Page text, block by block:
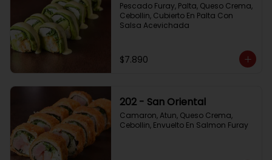
Pescado Furay, Palta, Queso Crema,
Cebollin, Cubierto En Palta Con
Salsa Acevichada
$7.890
202 - San Oriental
Camaron, Atun, Queso Crema,
Cebollin, Envuelto En Salmon Furay